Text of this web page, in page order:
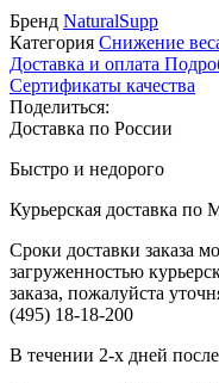
Бренд NaturalSupp
Категория Снижение
Доставка и оплата
Сертификаты качества
Поделиться:
Доставка по России
Быстро и недорого
Курьерская доставка
Сроки доставки заказа
загруженностью
заказа, пожалуйста
(495) 18-18-200
В течении 2-х дней